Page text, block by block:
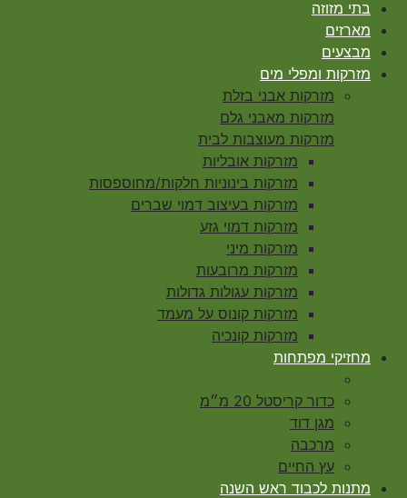
בתי מזוזה
מארזים
מבצעים
מזרקות ומפלי מים
מזרקות אבני בזלת
מזרקות מאבני גלם
מזרקות מעוצבות לבית
מזרקות אובליות
מזרקות בינוניות חלקות/מחוספסות
מזרקות בעיצוב דמוי שברים
מזרקות דמוי גזע
מזרקות מיני
מזרקות מרובעות
מזרקות עגולות גדולות
מזרקות קונוס על מעמד
מזרקות קונכיה
מחזיקי מפתחות
כדור קריסטל 20 מ״מ
מגן דוד
מרכבה
עץ החיים
מתנות לכבוד ראש השנה